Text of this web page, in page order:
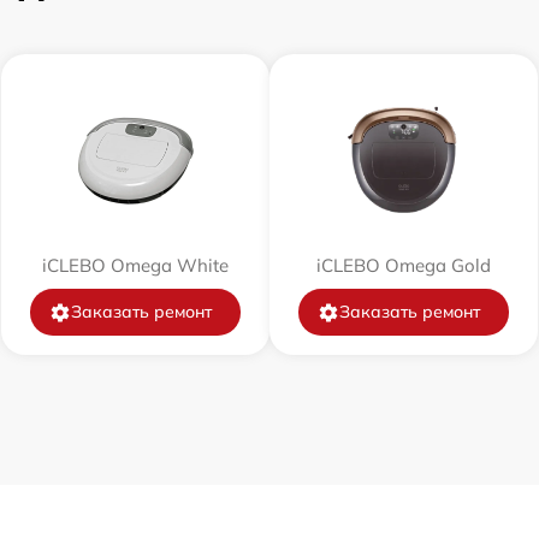
от 30 мин
iCLEBO Omega White
Заказать ремонт
iCLEBO Omega Gold
Заказать ремонт